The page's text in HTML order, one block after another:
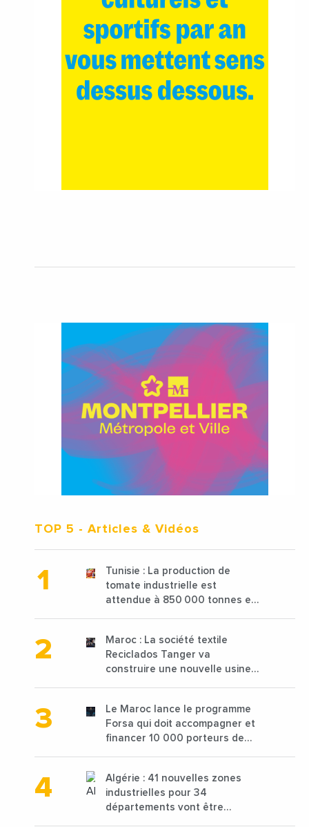
TOP 5 - Articles & Vidéos
Tunisie : La production de
tomate industrielle est
attendue à 850 000 tonnes en
Maroc : La société textile
Reciclados Tanger va
construire une nouvelle usine
Le Maroc lance le programme
Forsa qui doit accompagner et
financer 10 000 porteurs de
Algérie : 41 nouvelles zones
industrielles pour 34
départements vont être